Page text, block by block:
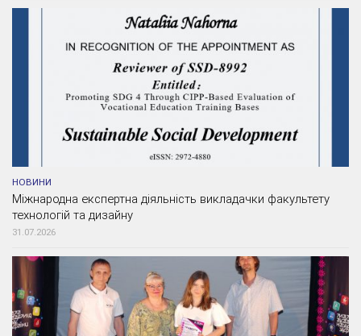
НОВИНИ
Міжнародна експертна діяльність викладачки факультету
технологій та дизайну
31.07.2026